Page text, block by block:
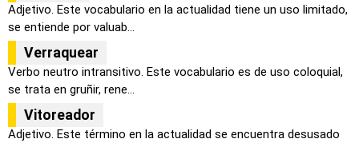
Adjetivo. Este vocabulario en la actualidad tiene un uso limitado,
se entiende por valuab...
Verraquear
Verbo neutro intransitivo. Este vocabulario es de uso coloquial,
se trata en gruñir, rene...
Vitoreador
Adjetivo. Este término en la actualidad se encuentra desusado